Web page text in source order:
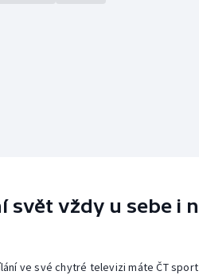
svět vždy u sebe i
ve své chytré televizi máte ČT